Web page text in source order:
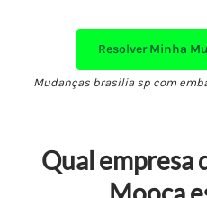
Resolver Minha
Mudanças brasilia sp com
Qual empresa